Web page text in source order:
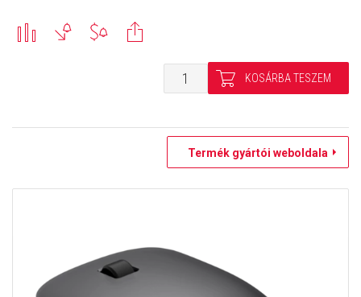
Termék gyártói weboldala